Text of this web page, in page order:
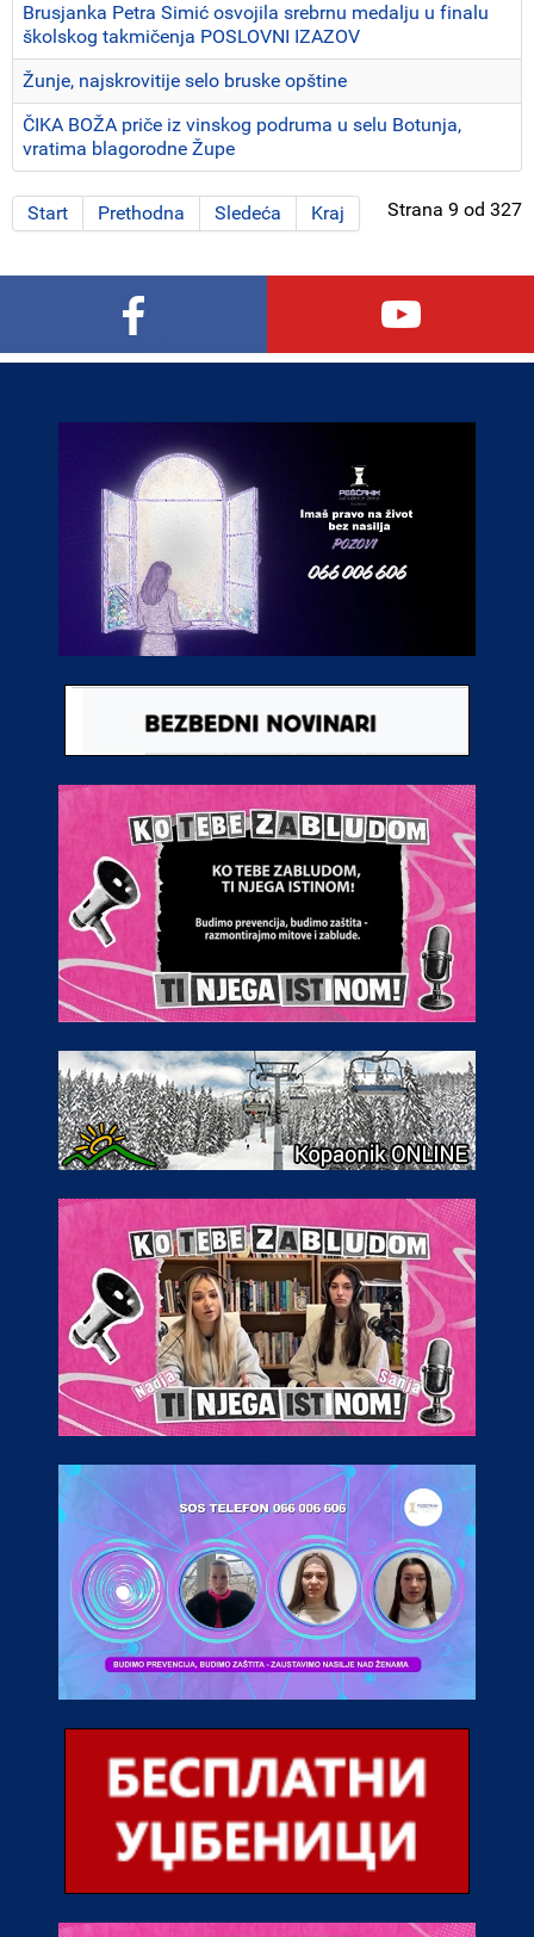
Brusjanka Petra Simić osvojila srebrnu medalju u finalu
školskog takmičenja POSLOVNI IZAZOV
Žunje, najskrovitije selo bruske opštine
ČIKA BOŽA priče iz vinskog podruma u selu Botunja,
vratima blagorodne Župe
Strana 9 od 327
Start Prethodna Sledeća Kraj